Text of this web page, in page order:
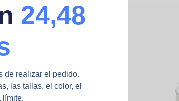
24,48
de realizar el pedido.
las tallas, el color, el
límite.